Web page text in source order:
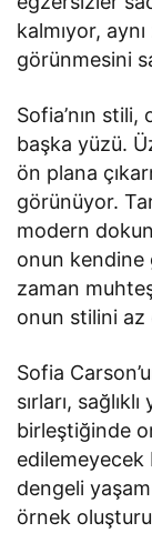
kalmıyor,
görünmesini
Sofia’nın stili,
başka yüzü.
ön plana
görünüyor.
modern
onun kendine
zaman
onun stilini
Sofia
sırları,
birleştiğinde
dengeli
örnek